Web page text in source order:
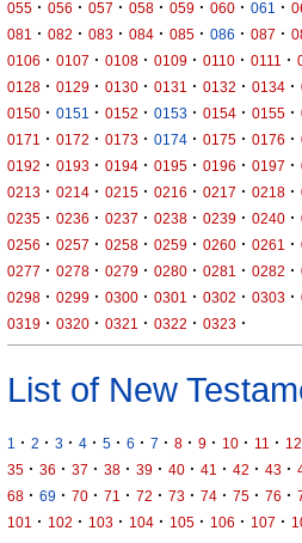
055 · 056 · 057 · 058 · 059 · 060 · 061 ·
081
· 082 · 083 · 084 · 085 · 086 · 087 ·
0106 · 0107 · 0108 · 0109 · 0110 · 0111 ·
0128 · 0129 · 0130 · 0131 · 0132 · 0134 ·
0150 · 0151 · 0152 · 0153 · 0154 · 0155 ·
0171
· 0172 · 0173 · 0174 · 0175 · 0176 ·
0192 · 0193 · 0194 · 0195 · 0196 · 0197 ·
0213 · 0214 · 0215 · 0216 · 0217 · 0218 ·
0235 · 0236 · 0237 · 0238 · 0239 · 0240 ·
0256 · 0257 · 0258 · 0259 · 0260 · 0261 ·
0277 · 0278 · 0279 · 0280 · 0281 · 0282 ·
0298 · 0299 · 0300 · 0301 · 0302 · 0303 ·
0319 · 0320 · 0321 · 0322 · 0323 ·
List of New
1 · 2 · 3 · 4 · 5 · 6 · 7 · 8 · 9 · 10 · 11 · 12
35 · 36 · 37 · 38 · 39 · 40 · 41 · 42 · 43 ·
68 · 69 · 70 · 71 · 72 · 73 · 74 · 75 · 76 ·
101
· 102 · 103 · 104 · 105 · 106 · 107 ·